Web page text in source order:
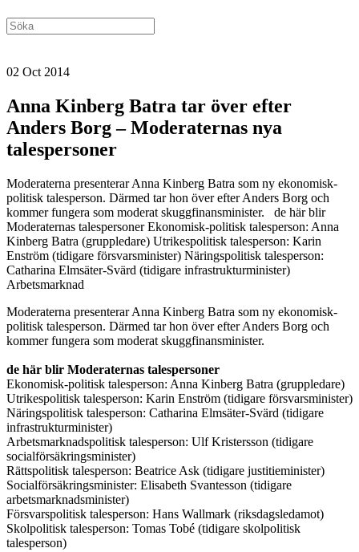
02 Oct 2014
Anna Kinberg Batra tar över efter
Anders Borg – Moderaternas nya
talespersoner
Moderaterna presenterar Anna Kinberg Batra som ny ekonomisk-
politisk talesperson. Därmed tar hon över efter Anders Borg och
kommer fungera som moderat skuggfinansminister. de här blir
Moderaternas talespersoner Ekonomisk-politisk talesperson: Anna
Kinberg Batra (gruppledare) Utrikespolitisk talesperson: Karin
Enström (tidigare försvarsminister) Näringspolitisk talesperson:
Catharina Elmsäter-Svärd (tidigare infrastrukturminister)
Arbetsmarknad
Moderaterna presenterar Anna Kinberg Batra som ny ekonomisk-
politisk talesperson. Därmed tar hon över efter Anders Borg och
kommer fungera som moderat skuggfinansminister.
de här blir Moderaternas talespersoner
Ekonomisk-politisk talesperson: Anna Kinberg Batra (gruppledare)
Utrikespolitisk talesperson: Karin Enström (tidigare försvarsminister)
Näringspolitisk talesperson: Catharina Elmsäter-Svärd (tidigare
infrastrukturminister)
Arbetsmarknadspolitisk talesperson: Ulf Kristersson (tidigare
socialförsäkringsminister)
Rättspolitisk talesperson: Beatrice Ask (tidigare justitieminister)
Socialförsäkringsminister: Elisabeth Svantesson (tidigare
arbetsmarknadsminister)
Försvarspolitisk talesperson: Hans Wallmark (riksdagsledamot)
Skolpolitisk talesperson: Tomas Tobé (tidigare skolpolitisk
talesperson)